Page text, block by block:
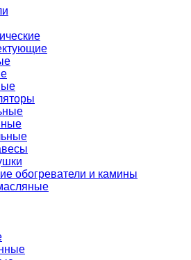
обогреватели и камины